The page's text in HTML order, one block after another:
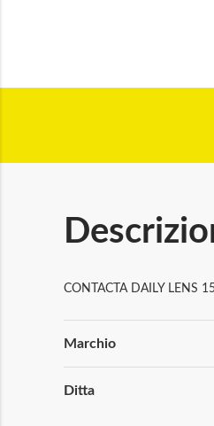
CONTACTA DAILY LENS
Informazioni
Marchio
Ditta